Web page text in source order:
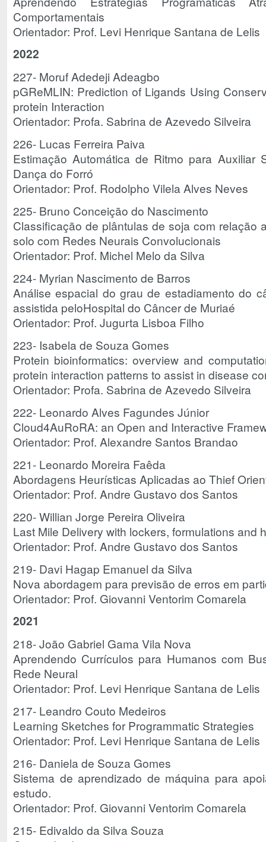
Comportamentais
Orientador: Prof. Levi Henrique Santana de Lelis
2022
227- Moruf Adedeji Adeagbo
pGReMLIN: Prediction of Ligands Using
protein Interaction
Orientador: Profa. Sabrina de Azevedo Silveira
226- Lucas Ferreira Paiva
Estimação Automática de Ritmo para Auxiliar
Dança do Forró
Orientador: Prof. Rodolpho Vilela Alves Neves
225- Bruno Conceição do Nascimento
Classificação de plântulas de soja com relação
solo com Redes Neurais Convolucionais
Orientador: Prof. Michel Melo da Silva
224- Myrian Nascimento de Barros
Análise espacial do grau de estadiamento do
assistida peloHospital do Câncer de Muriaé
Orientador: Prof. Jugurta Lisboa Filho
223- Isabela de Souza Gomes
Protein bioinformatics: overview and
protein interaction patterns to assist in disease
Orientador: Profa. Sabrina de Azevedo Silveira
222- Leonardo Alves Fagundes Júnior
Cloud4AuRoRA: an Open and Interactive
Orientador: Prof. Alexandre Santos Brandao
221- Leonardo Moreira Faêda
Abordagens Heurísticas Aplicadas ao Thief
Orientador: Prof. Andre Gustavo dos Santos
220- Willian Jorge Pereira Oliveira
Last Mile Delivery with lockers, formulations and
Orientador: Prof. Andre Gustavo dos Santos
219- Davi Hagap Emanuel da Silva
Nova abordagem para previsão de erros em
Orientador: Prof. Giovanni Ventorim Comarela
2021
218- João Gabriel Gama Vila Nova
Aprendendo Currículos para Humanos com
Rede Neural
Orientador: Prof. Levi Henrique Santana de Lelis
217- Leandro Couto Medeiros
Learning Sketches for Programmatic Strategies
Orientador: Prof. Levi Henrique Santana de Lelis
216- Daniela de Souza Gomes
Sistema de aprendizado de máquina para
estudo.
Orientador: Prof. Giovanni Ventorim Comarela
215- Edivaldo da Silva Souza